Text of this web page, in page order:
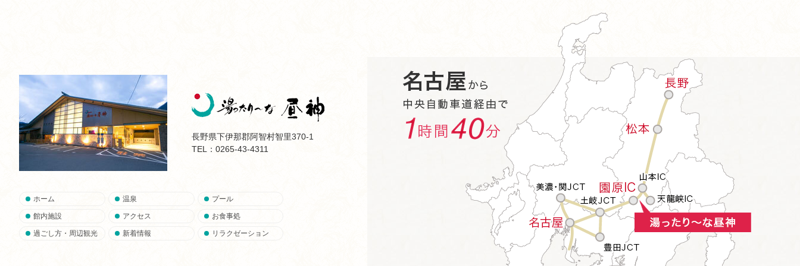
長野県下伊那郡阿智村智里370-1
TEL：0265-43-4311
ホーム 温泉 プール
館内施設 アクセス お食事処
過ごし方・周辺観光 新着情報 リラクゼーション